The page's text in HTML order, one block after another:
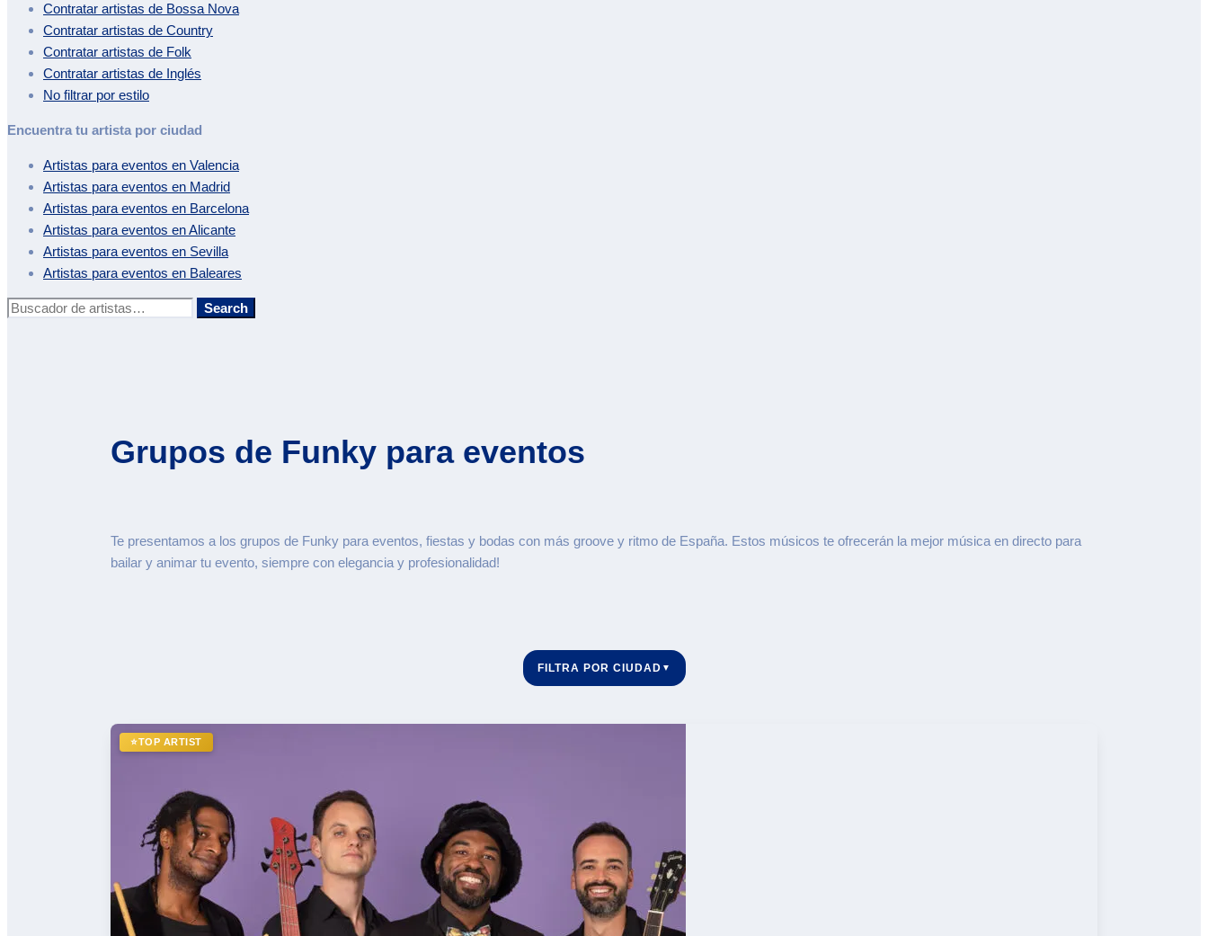
Contratar artistas de Bossa Nova
Contratar artistas de Country
Contratar artistas de Folk
Contratar artistas de Inglés
No filtrar por estilo
Encuentra tu artista por ciudad
Artistas para eventos en Valencia
Artistas para eventos en Madrid
Artistas para eventos en Barcelona
Artistas para eventos enAlicante
Artistas para eventos en Sevilla
Artistas para eventos en Baleares
Buscar: Search
Grupos de Funky para eventos
Te presentamos a los grupos de Funky para eventos, fiestas y bodas con más groove y ritmo de España. Estos músicos te ofrecerán la mejor música en directo para
bailar y animar tu evento, siempre con elegancia y profesionalidad!
FILTRA POR CIUDAD ▼
⭐TOP ARTIST